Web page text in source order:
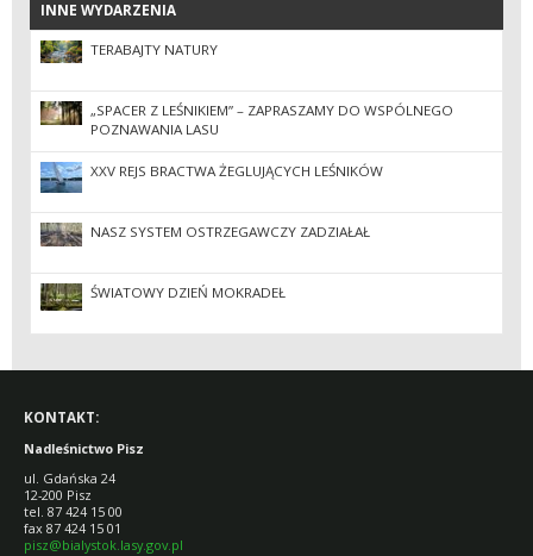
INNE WYDARZENIA
INNE WYDARZENIA
TERABAJTY NATURY
„SPACER Z LEŚNIKIEM” – ZAPRASZAMY DO WSPÓLNEGO
POZNAWANIA LASU
XXV REJS BRACTWA ŻEGLUJĄCYCH LEŚNIKÓW
NASZ SYSTEM OSTRZEGAWCZY ZADZIAŁAŁ
ŚWIATOWY DZIEŃ MOKRADEŁ
KONTAKT:
Nadleśnictwo Pisz
ul. Gdańska 24
12-200 Pisz
tel. 87 424 15 00
fax 87 424 15 01
pisz@bialystok.lasy.gov.pl